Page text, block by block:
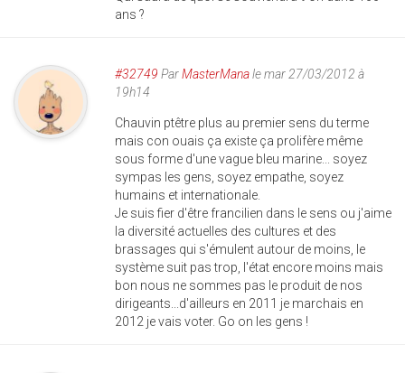
ans ?
#32749 ParMasterManale mar 27/03/2012 à
19h14
Chauvin ptêtre plus au premier sens du terme
mais con ouais ça existe ça prolifère même
sous forme d'une vague bleu marine... soyez
sympas les gens, soyez empathe, soyez
humains et internationale.
Je suis fier d'être francilien dans le sens ou j'aime
la diversité actuelles des cultures et des
brassages qui s'émulent autour de moins, le
système suit pas trop, l'état encore moins mais
bon nous ne sommes pas le produit de nos
dirigeants...d'ailleurs en 2011 je marchais en
2012 je vais voter. Go on les gens !